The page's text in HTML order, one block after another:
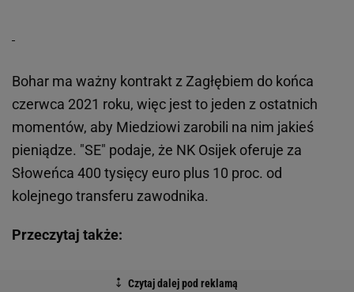
Bohar ma ważny kontrakt z Zagłębiem do końca
czerwca 2021 roku, więc jest to jeden z ostatnich
momentów, aby Miedziowi zarobili na nim jakieś
pieniądze. "SE" podaje, że NK Osijek oferuje za
Słoweńca 400 tysięcy euro plus 10 proc. od
kolejnego transferu zawodnika.
Przeczytaj także: